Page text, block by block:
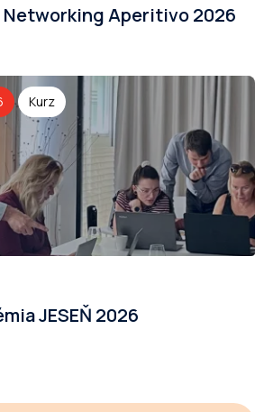
Networking Aperitivo 2026
Kurz
JESEŇ 2026